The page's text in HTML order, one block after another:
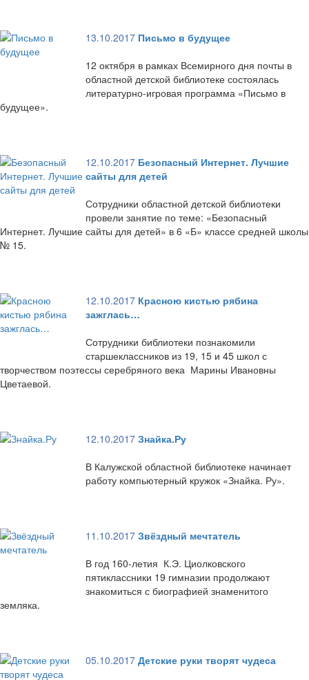
13.10.2017 Письмо в будущее
12 октября в рамках Всемирного дня почты в
областной детской библиотеке состоялась
литературно-игровая программа «Письмо в
будущее».
12.10.2017 Безопасный Интернет. Лучшие
сайты для детей
Сотрудники областной детской библиотеки
провели занятие по теме: «Безопасный
Интернет. Лучшие сайты для детей» в 6 «Б» классе средней школы
№ 15.
12.10.2017 Красною кистью рябина
зажглась…
Сотрудники библиотеки познакомили
старшеклассников из 19, 15 и 45 школ с
творчеством поэтессы серебряного века Марины Ивановны
Цветаевой.
12.10.2017 Знайка.Ру
В Калужской областной библиотеке начинает
работу компьютерный кружок «Знайка. Ру».
11.10.2017 Звёздный мечтатель
В год 160-летия К.Э. Циолковского
пятиклассники 19 гимназии продолжают
знакомиться с биографией знаменитого
земляка.
05.10.2017 Детские руки творят чудеса